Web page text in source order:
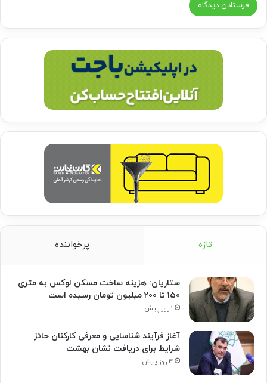
تازه پرخواننده
ستاریان: هزینه ساخت مسکن لوکس به متری
۱۵۰ تا ۲۰۰ میلیون تومان رسیده است
۱ روز پیش
آغاز فرآیند شناسایی و معرفی کارکنان حائز
شرایط برای دریافت نشان بهشت
۳ روز پیش